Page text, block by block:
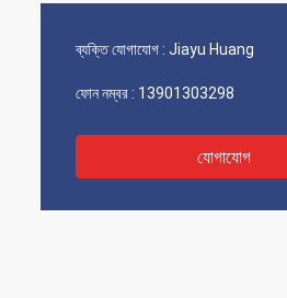
ব্যক্তি যোগাযোগ : Jiayu Huang
ফোন নম্বর : 13901303298
যোগাযোগ